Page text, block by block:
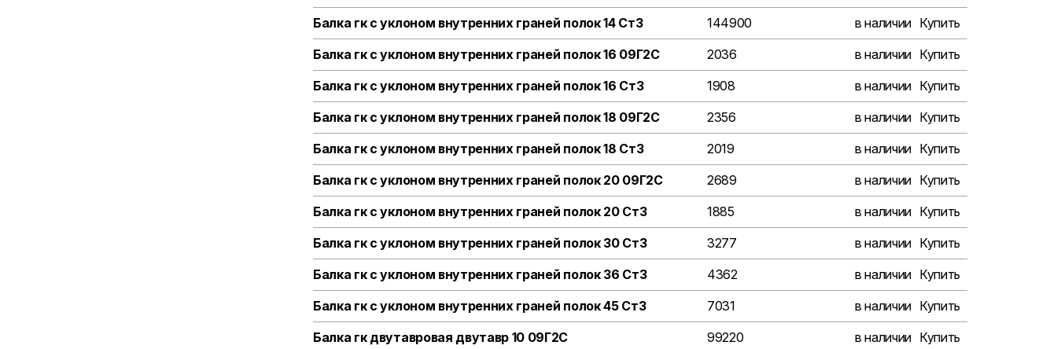
Балка гк с уклоном внутренних граней полок 14 Ст3
144900 в наличии Купить
Балка гк с уклоном внутренних граней полок 16 09Г2С
2036 в наличии Купить
Балка гк с уклоном внутренних граней полок 16 Ст3
1908 в наличии Купить
Балка гк с уклоном внутренних граней полок 18 09Г2С
2356 в наличии Купить
Балка гк с уклоном внутренних граней полок 18 Ст3
2019 в наличии Купить
Балка гк с уклоном внутренних граней полок 20 09Г2С
2689 в наличии Купить
Балка гк с уклоном внутренних граней полок 20 Ст3
1885 в наличии Купить
Балка гк с уклоном внутренних граней полок 30 Ст3
3277 в наличии Купить
Балка гк с уклоном внутренних граней полок 36 Ст3
4362 в наличии Купить
Балка гк с уклоном внутренних граней полок 45 Ст3
7031 в наличии Купить
Балка гк двутавровая двутавр 10 09Г2С
99220 в наличии Купить